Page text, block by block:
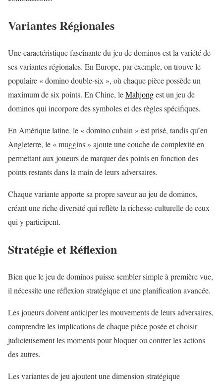
Variantes Régionales
Une caractéristique fascinante du jeu de dominos est la variété de
ses variantes régionales. En Europe, par exemple, on trouve le
populaire « domino double-six », où chaque pièce possède un
maximum de six points. En Chine, leMahjongest un jeu de
dominos qui incorpore des symboles et des règles spécifiques.
En Amérique latine, le « domino cubain » est prisé, tandis qu’en
Angleterre, le « muggins » ajoute une couche de complexité en
permettant aux joueurs de marquer des points en fonction des
points restants dans la main de leurs adversaires.
Chaque variante apporte sa propre saveur au jeu de dominos,
créant une riche diversité qui reflète la richesse culturelle de ceux
qui y participent.
Stratégie et Réflexion
Bien que le jeu de dominos puisse sembler simple à première vue,
il nécessite une réflexion stratégique et une planification avancée.
Les joueurs doivent anticiper les mouvements de leurs adversaires,
comprendre les implications de chaque pièce posée et choisir
judicieusement les moments pour bloquer ou contrer les actions
des autres.
Les variantes de jeu ajoutent une dimension stratégique